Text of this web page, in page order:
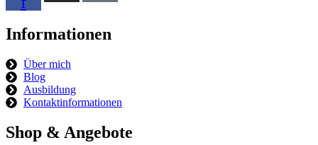
Informationen
Über mich
Blog
Ausbildung
Kontaktinformationen
Shop & Angebote​